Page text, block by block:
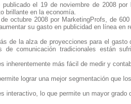
publicado el 19 de noviembre de 2008
brillante en la economía.
octubre 2008 por MarketingProfs, de
su gasto en publicidad en línea en
de la alza de proyecciones para el
de comunicación tradicionales están
inherentemente más fácil de medir y
lograr una mejor segmentación que
interactivo, lo que permite un mayor